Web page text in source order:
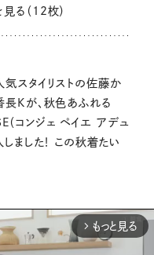
る（12枚）
スタイリストの佐藤か
長Kが、秋色あふれる
コンジェ ペイエ アデュ
ました！ この秋着たい
arrow_forward_ios もっと見る